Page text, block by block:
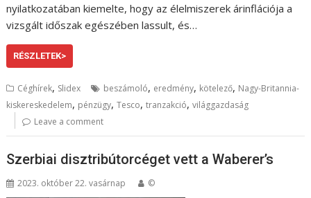
nyilatkozatában kiemelte, hogy az élelmiszerek árinflációja a
vizsgált időszak egészében lassult, és…
RÉSZLETEK>
Céghírek, Slidex beszámoló, eredmény, kötelező, Nagy-Britannia-
kiskereskedelem, pénzügy,Tesco,tranzakció,világgazdaság
Leave a comment
Szerbiai disztribútorcéget vett a Waberer’s
2023. október 22. vasárnap ©